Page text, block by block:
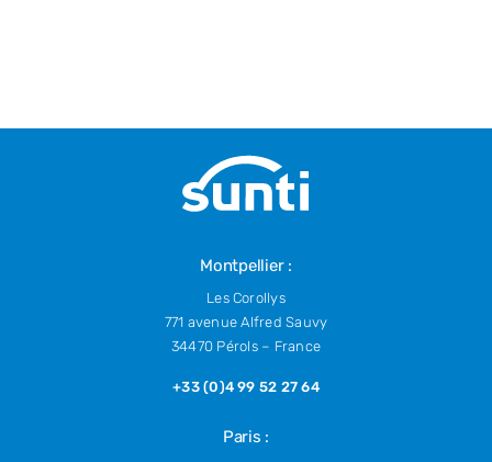
Montpellier :
Les Corollys
771 avenue Alfred Sauvy
34470 Pérols – France
+33 (0)4 99 52 27 64
Paris :